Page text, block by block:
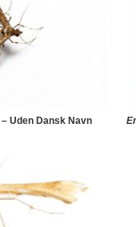
– Uden Dansk Navn